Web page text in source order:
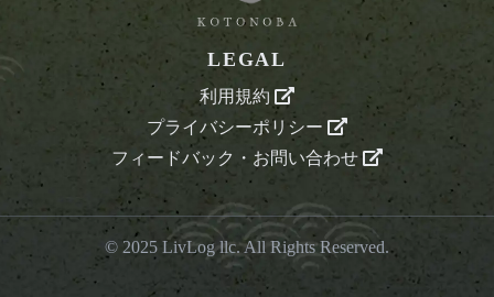
LEGAL
利用規約
プライバシーポリシー
フィードバック・お問い合わせ
© 2025 LivLog llc. All Rights Reserved.